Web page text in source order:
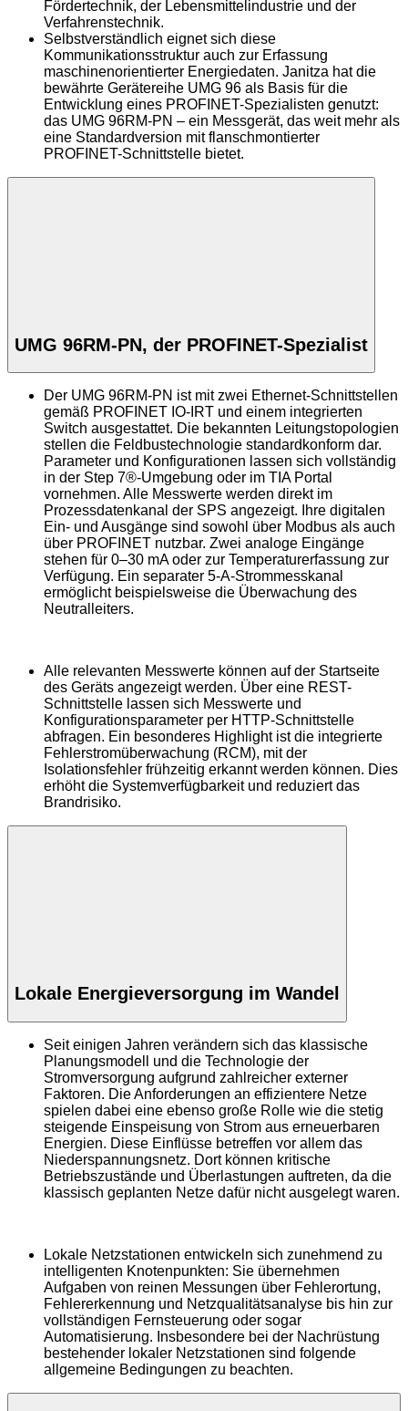
Fördertechnik, der Lebensmittelindustrie und der
Verfahrenstechnik.
Selbstverständlich eignet sich diese
Kommunikationsstruktur auch zur Erfassung
maschinenorientierter Energiedaten. Janitza hat die
bewährte Gerätereihe UMG 96 als Basis für die
Entwicklung eines PROFINET-Spezialisten genutzt:
das UMG 96RM-PN – ein Messgerät, das weit mehr als
eine Standardversion mit flanschmontierter
PROFINET-Schnittstelle bietet.
UMG 96RM-PN, der PROFINET-Spezialist
Der UMG 96RM-PN ist mit zwei Ethernet-Schnittstellen
gemäß PROFINET IO-IRT und einem integrierten
Switch ausgestattet. Die bekannten Leitungstopologien
stellen die Feldbustechnologie standardkonform dar.
Parameter und Konfigurationen lassen sich vollständig
in der Step 7®-Umgebung oder im TIA Portal
vornehmen. Alle Messwerte werden direkt im
Prozessdatenkanal der SPS angezeigt. Ihre digitalen
Ein- und Ausgänge sind sowohl über Modbus als auch
über PROFINET nutzbar. Zwei analoge Eingänge
stehen für 0–30 mA oder zur Temperaturerfassung zur
Verfügung. Ein separater 5-A-Strommesskanal
ermöglicht beispielsweise die Überwachung des
Neutralleiters.
Alle relevanten Messwerte können auf der Startseite
des Geräts angezeigt werden. Über eine REST-
Schnittstelle lassen sich Messwerte und
Konfigurationsparameter per HTTP-Schnittstelle
abfragen. Ein besonderes Highlight ist die integrierte
Fehlerstromüberwachung (RCM), mit der
Isolationsfehler frühzeitig erkannt werden können. Dies
erhöht die Systemverfügbarkeit und reduziert das
Brandrisiko.
Lokale Energieversorgung im Wandel
Seit einigen Jahren verändern sich das klassische
Planungsmodell und die Technologie der
Stromversorgung aufgrund zahlreicher externer
Faktoren. Die Anforderungen an effizientere Netze
spielen dabei eine ebenso große Rolle wie die stetig
steigende Einspeisung von Strom aus erneuerbaren
Energien. Diese Einflüsse betreffen vor allem das
Niederspannungsnetz. Dort können kritische
Betriebszustände und Überlastungen auftreten, da die
klassisch geplanten Netze dafür nicht ausgelegt waren.
Lokale Netzstationen entwickeln sich zunehmend zu
intelligenten Knotenpunkten: Sie übernehmen
Aufgaben von reinen Messungen über Fehlerortung,
Fehlererkennung und Netzqualitätsanalyse bis hin zur
vollständigen Fernsteuerung oder sogar
Automatisierung. Insbesondere bei der Nachrüstung
bestehender lokaler Netzstationen sind folgende
allgemeine Bedingungen zu beachten.